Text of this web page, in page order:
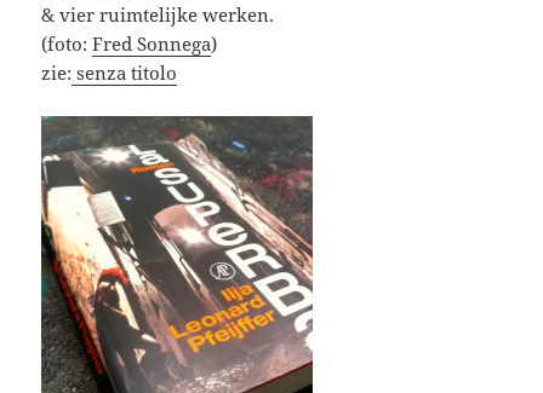
& vier ruimtelijke werken.
(foto:Fred Sonnega)
zie: senza titolo